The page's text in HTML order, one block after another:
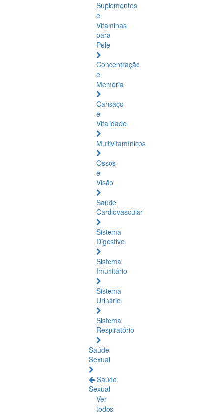
Suplementos
e
Vitaminas
para
Pele
Concentração
e
Memória
Cansaço
e
Vitalidade
Multivitamínicos
Ossos
e
Visão
Saúde
Cardiovascular
Sistema
Digestivo
Sistema
Imunitário
Sistema
Urinário
Sistema
Respiratório
Saúde
Sexual
Saúde
Sexual
Ver
todos